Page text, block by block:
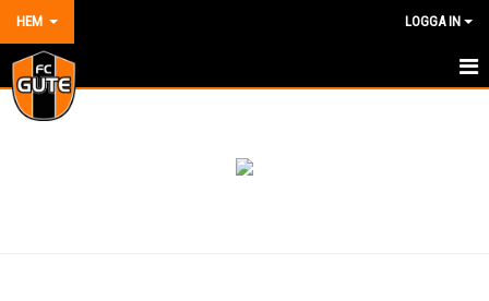
HEM LOGGA IN
HEM